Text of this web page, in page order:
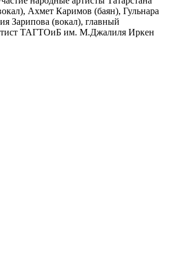
Ахмет Каримов (баян), Гульнара
Зарипова (вокал), главный
ТАГТОиБ им. М.Джалиля Иркен